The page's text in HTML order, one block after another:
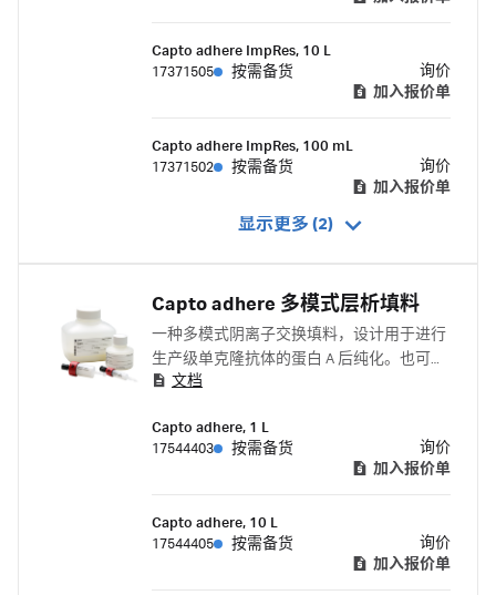
Capto adhere ImpRes, 10 L
17371505
按需备货
询价
加入报价单
Capto adhere ImpRes, 100 mL
17371502
按需备货
询价
加入报价单
显示更多 (2)
Capto adhere 多模式层析填料
一种多模式阴离子交换填料，设计用于进行
生产级单克隆抗体的蛋白 A 后纯化。也可以
在结合/洗脱模式下使用。
文档
Capto adhere, 1 L
17544403
按需备货
询价
加入报价单
Capto adhere, 10 L
17544405
按需备货
询价
加入报价单